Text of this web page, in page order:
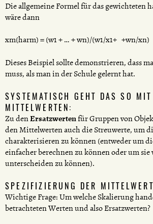
Die allgemeine Formel für das gewichteten
wäre dann
xm(harm) = (w1 + … + wn)/(w1/x1+ +wn/xn)
Dieses Beispiel sollte demonstrieren, dass
muss, als man in der Schule gelernt hat.
SYSTEMATISCH GEHT DAS SO MIT
MITTELWERTEN:
Zu denErsatzwertenfür Gruppen von
den Mittelwerten auch die Streuwerte, um
charakterisieren zu können (entweder um
einfacher berechnen zu können oder um
unterscheiden zu können).
SPEZIFIZIERUNG DER
Wichtige Frage: Um welche Skalierung
betrachteten Werten und also Ersatzwerten?